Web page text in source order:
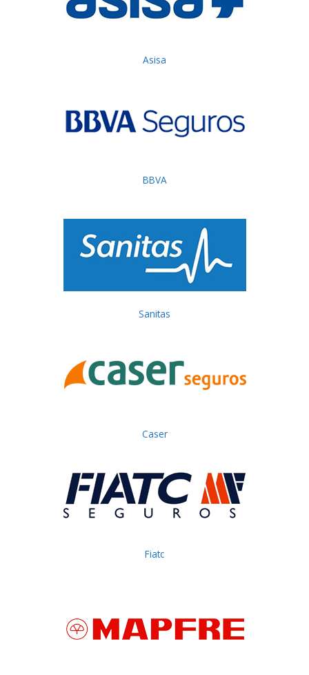
Asisa
BBVA
Sanitas
Caser
Fiatc